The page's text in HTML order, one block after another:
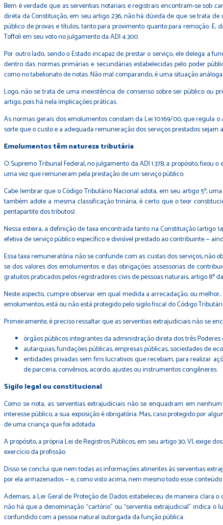
Bem é verdade que as serventias notariais e registrais encontram-se sob
direta da Constituição, em seu artigo 236, não há dúvida de que se trata
público de provas e títulos, tanto para provimento quanto para remoção.
Toffoli em seu voto no julgamento da ADI 4.300.
Por outro lado, sendo o Estado incapaz de prestar o serviço, ele delega a
dentro das normas primárias e secundárias estabelecidas pelo poder
como no tabelionato de notas. Não mal comparando, é uma situação
Logo, não se trata de uma inexistência de consenso sobre ser público ou
artigo, pois há nela implicações práticas.
As normas gerais dos emolumentos constam da Lei 10.169/00, que regula
sorte que o custo e a adequada remuneração dos serviços prestados
Emolumentos têm natureza tributária
O Supremo Tribunal Federal, no julgamento da ADI 1.378, a propósito,
uma vez que remuneram pela prestação de um serviço público.
Cabe lembrar que o Código Tributário Nacional adota, em seu artigo 5º,
também adote a mesma classificação trinária, é certo que o teor
pentapartite dos tributos).
Nessa esteira, a definição de taxa encontrada tanto na Constituição (artigo
efetiva de serviço público específico e divisível prestado ao contribuinte —
Essa taxa remuneratória não se confunde com as custas dos serviços, não
se dos valores dos emolumentos e das obrigações assessorias de
gratuitos praticados pelos registradores civis de pessoas naturais, artigo 8º
Neste aspecto, cumpre observar em qual medida a arrecadação, ou
emolumentos, está ou não está protegido pelo sigilo fiscal do Código
Primeiramente, é preciso ressaltar que as serventias extrajudiciais não se
órgãos públicos integrantes da administração direta dos três Poderes
autarquias, fundações públicas, empresas públicas, sociedades de
entidades privadas sem fins lucrativos que recebam, para realizar
de parceria, convênios, acordo, ajustes ou instrumentos congêneres.
Sigilo legal ou constitucional
Como se nota, as serventias extrajudiciais não se enquadram em
interesse público, a sua exposição é obrigatória. Mas, caso protegido por
de uma criança que foi adotada.
A propósito, a própria Lei de Registros Públicos, em seu artigo 30, VI, exige
exercício da profissão.
Disso se conclui que nem todas as informações atinentes às serventias
por ela armazenados — e, como visto acima, nem mesmo todo esse
Ademais, a Lei Geral de Proteção de Dados estabeleceu de maneira clara
não há que a denominação “cartório” ou “serventia extrajudicial” indica o
confundido com a pessoa natural outorgada da função pública.